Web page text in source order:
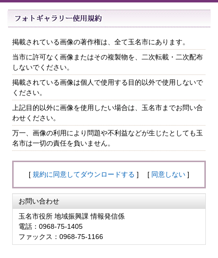
掲載されている画像の著作権は、全て玉名市にあります。
当市に許可なく画像またはその複製物を、二次転載・二次配布
しないでください。
掲載されている画像は個人で使用する目的以外で使用しないで
ください。
上記目的以外に画像を使用したい場合は、玉名市までお問い合
わせください。
万一、画像の利用により問題や不利益などが生じたとしても玉
名市は一切の責任を負いません。
[ 規約に同意してダウンロードする ] [ 同意しない ]
お問い合わせ
玉名市役所 地域振興課 情報発信係
電話：0968-75-1405
ファックス：0968-75-1166